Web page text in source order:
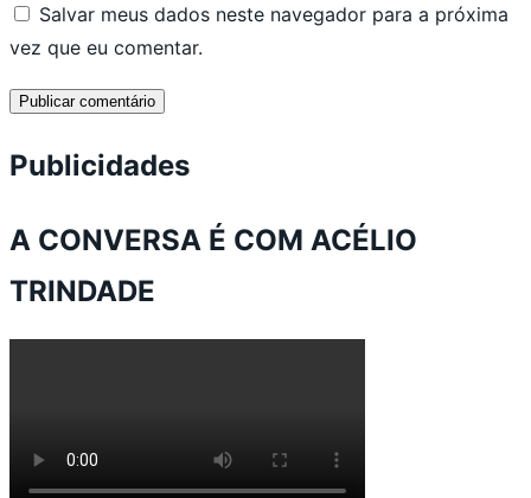
Salvar meus dados neste navegador para a próxima
vez que eu comentar.
Publicidades
A CONVERSA É COM ACÉLIO
TRINDADE